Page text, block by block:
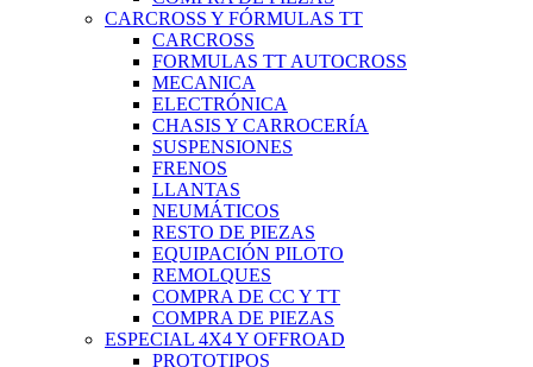
CARCROSS Y FÓRMULAS TT
CARCROSS
FORMULAS TT AUTOCROSS
MECANICA
ELECTRÓNICA
CHASIS Y CARROCERÍA
SUSPENSIONES
FRENOS
LLANTAS
NEUMÁTICOS
RESTO DE PIEZAS
EQUIPACIÓN PILOTO
REMOLQUES
COMPRA DE CC Y TT
COMPRA DE PIEZAS
ESPECIAL 4X4 Y OFFROAD
PROTOTIPOS